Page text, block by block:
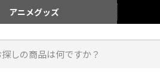
アニメグッズ